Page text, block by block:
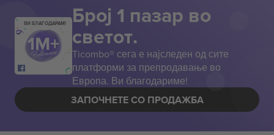
ВИ БЛАГОДАРАМ! Број 1 пазар во
светот.
Ticombo® сега е најследен од сите
платформи за препродавање во
Европа. Ви благодариме!
ЗАПОЧНЕТЕ СО ПРОДАЖБА